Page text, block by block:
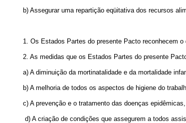
b) Assegurar uma repartição eqüitativa dos recursos
1. Os Estados Partes do presente Pacto reconhecem
2. As medidas que os Estados Partes do presente
a) A diminuição da mortinatalidade e da mortalidade
b) A melhoria de todos os aspectos de higiene do
c) A prevenção e o tratamento das doenças
d) A criação de condições que assegurem a todos